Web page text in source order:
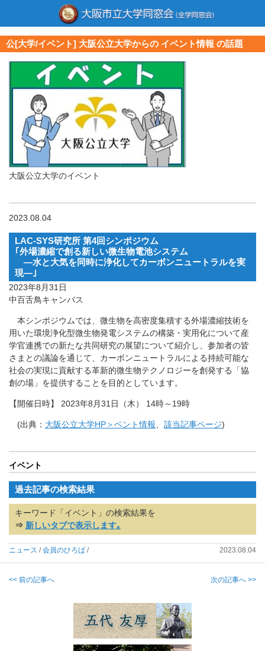
公[大学/イベント] 大阪公立大学からの イベント情報 の話題
大阪公立大学のイベント
2023.08.04
LAC-SYS研究所 第4回シンポジウム
｢外場濃縮で創る新しい微生物電池システム
―水と大気を同時に浄化してカーボンニュートラルを実
現―｣
2023年8月31日
中百舌鳥キャンパス
本シンポジウムでは、微生物を高密度集積する外場濃縮技術を
用いた環境浄化型微生物発電システムの構築・実用化について産
学官連携での新たな共同研究の展望について紹介し、参加者の皆
さまとの議論を通じて、カーボンニュートラルによる持続可能な
社会の実現に貢献する革新的微生物テクノロジーを創発する「協
創の場」を提供することを目的としています。
【開催日時】 2023年8月31日（木） 14時～19時
(出典： 大阪公立大学HP＞ベント情報 該当記事ページ)
イベント
過去記事の検索結果
キーワード「イベント」の検索結果を
⇒ 新しいタブで表示します｡
ニュース /会員のひろば / 2023.08.04
<< 前の記事へ 次の記事へ >>